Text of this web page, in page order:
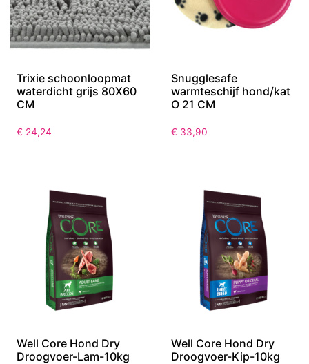
Trixie schoonloopmat
waterdicht grijs 80X60
CM
€ 24,24
Snugglesafe
warmteschijf hond/kat
O 21 CM
€ 33,90
Well Core Hond Dry
Droogvoer-Lam-10kg
Well Core Hond Dry
Droogvoer-Kip-10kg